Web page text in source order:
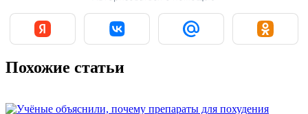
Похожие статьи